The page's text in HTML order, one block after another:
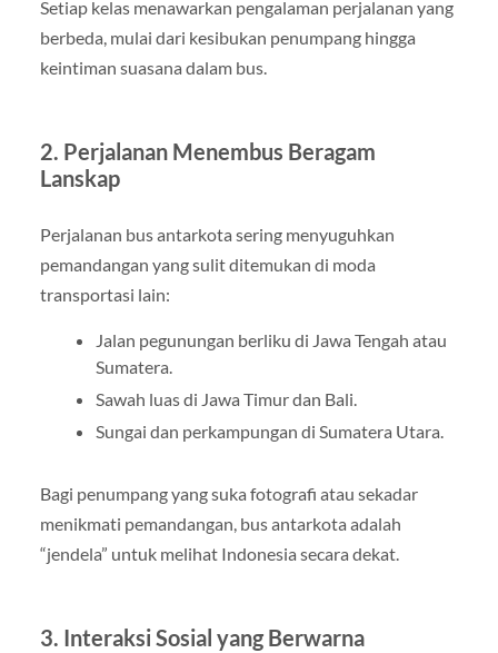
Setiap kelas menawarkan pengalaman perjalanan yang
berbeda, mulai dari kesibukan penumpang hingga
keintiman suasana dalam bus.
2. Perjalanan Menembus Beragam
Lanskap
Perjalanan bus antarkota sering menyuguhkan
pemandangan yang sulit ditemukan di moda
transportasi lain:
Jalan pegunungan berliku di Jawa Tengah atau
Sumatera.
Sawah luas di Jawa Timur dan Bali.
Sungai dan perkampungan di Sumatera Utara.
Bagi penumpang yang suka fotografi atau sekadar
menikmati pemandangan, bus antarkota adalah
“jendela” untuk melihat Indonesia secara dekat.
3. Interaksi Sosial yang Berwarna